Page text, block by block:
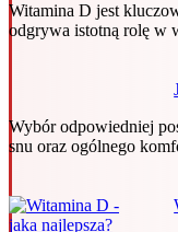
Witamina D jest
odgrywa istotną rolę w
Wybór odpowiedniej
snu oraz ogólnego